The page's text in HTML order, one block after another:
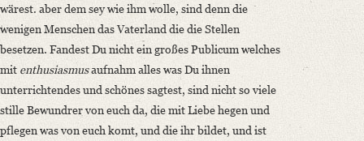
wärest. aber dem sey wie ihm wolle, sind denn die
wenigen Menschen das Vaterland die die Stellen
besetzen. Fandest Du nicht ein großes Publicum welches
mit enthusiasmusaufnahm alles was Du ihnen
unterrichtendes und schönes sagtest, sind nicht so viele
stille Bewundrer von euch da, die mit Liebe hegen und
pflegen was von euch komt, und die ihr bildet, und ist